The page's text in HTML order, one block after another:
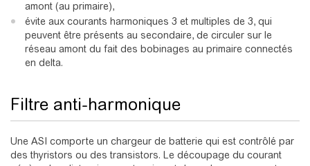
amont (au primaire),
évite aux courants harmoniques 3 et multiples de 3, qui
peuvent être présents au secondaire, de circuler sur le
réseau amont du fait des bobinages au primaire connectés
en delta.
Filtre anti-harmonique
Une ASI comporte un chargeur de batterie qui est contrôlé par
des thyristors ou des transistors. Le découpage du courant